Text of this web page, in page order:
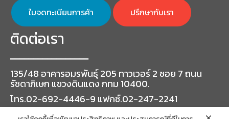
ใบจดทะเบียนการค้า ปรึกษากับเรา
ติดต่อเรา
━━━━━━━━━━━━━━━━━
135/48 อาคารอมรพันธุ์ 205 ทาวเวอร์ 2 ซอย 7 ถนน
รัชดาภิเษก แขวงดินแดง กทม 10400.
โทร.02-692-4446-9 แฟกซ์.02-247-2241